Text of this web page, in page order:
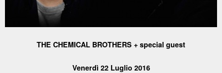
THE CHEMICAL BROTHERS + special guest
Venerdì 22 Luglio 2016